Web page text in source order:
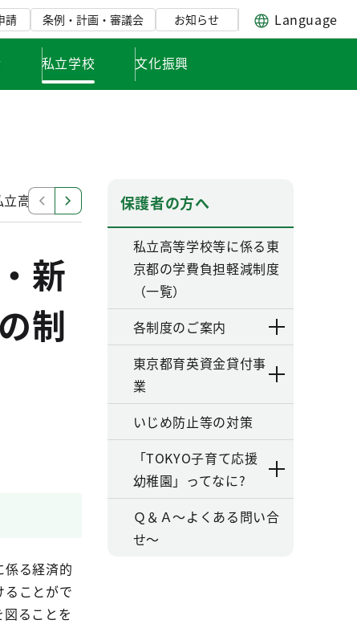
請 条例・計画・審議会 お知らせ Language
私立学校 文化振興
立高等学校等授業料軽減助成金（都の制度）
新
制
係る経済的
ることがで
ることを
保護者の方へ
私立高等学校等に係る東
京都の学費負担軽減制度
（一覧）
各制度のご案内
東京都育英資金貸付事
業
いじめ防止等の対策
「TOKYO子育て応援
幼稚園」ってなに?
Ｑ＆Ａ～よくある問い合
せ～